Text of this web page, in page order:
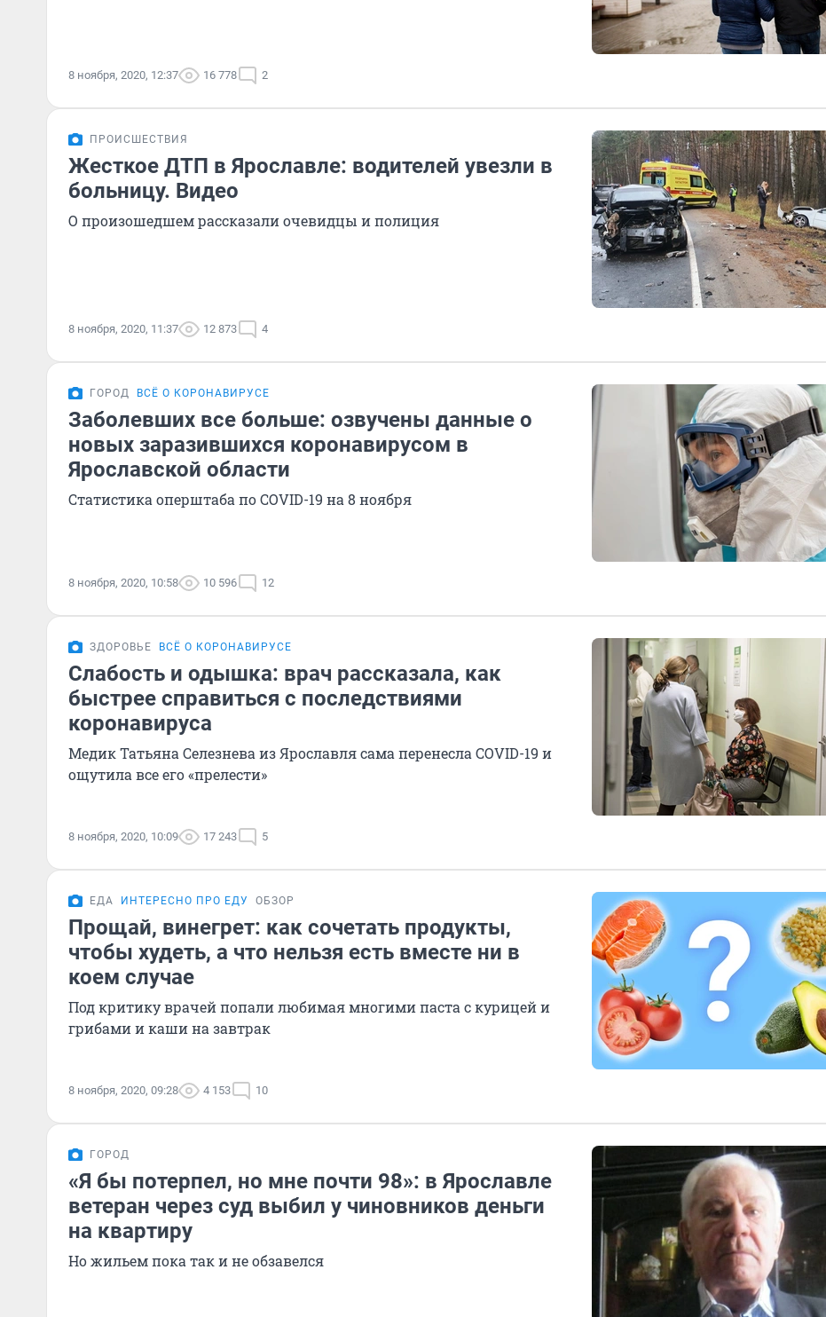
8 ноября, 2020, 12:37 16 778 2
ПРОИСШЕСТВИЯ
Жесткое ДТП в Ярославле: водителей увезли в
больницу. Видео
О произошедшем рассказали очевидцы и полиция
8 ноября, 2020, 11:37 12 873 4
ГОРОД ВСЁ О КОРОНАВИРУСЕ
Заболевших все больше: озвучены данные о
новых заразившихся коронавирусом в
Ярославской области
Статистика оперштаба по COVID-19 на 8 ноября
8 ноября, 2020, 10:58 10 596 12
ЗДОРОВЬЕ ВСЁ О КОРОНАВИРУСЕ
Слабость и одышка: врач рассказала, как
быстрее справиться с последствиями
коронавируса
Медик Татьяна Селезнева из Ярославля сама перенесла COVID-19 и
ощутила все его «прелести»
8 ноября, 2020, 10:09 17 243 5
ЕДА ИНТЕРЕСНО ПРО ЕДУ ОБЗОР
Прощай, винегрет: как сочетать продукты,
чтобы худеть, а что нельзя есть вместе ни в
коем случае
Под критику врачей попали любимая многими паста с курицей и
грибами и каши на завтрак
8 ноября, 2020, 09:28 4 153 10
ГОРОД
«Я бы потерпел, но мне почти 98»: в Ярославле
ветеран через суд выбил у чиновников деньги
на квартиру
Но жильем пока так и не обзавелся